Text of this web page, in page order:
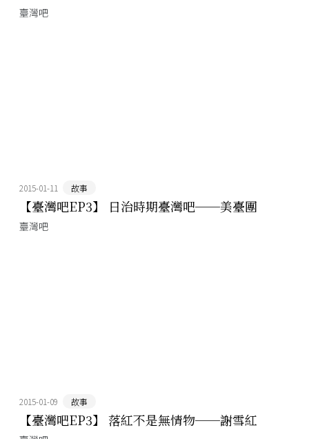
臺灣吧
2015-01-11 故事
【臺灣吧EP3】 日治時期臺灣吧──美臺團
臺灣吧
2015-01-09 故事
【臺灣吧EP3】 落紅不是無情物──謝雪紅